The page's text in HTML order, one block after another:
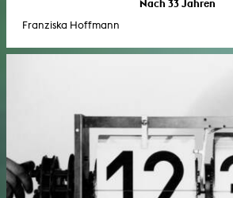
Nach 33 Jahren
Franziska Hoffmann